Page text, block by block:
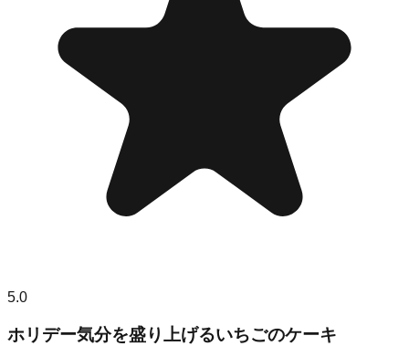
5.0
ホリデー気分を盛り上げるいちごのケーキ